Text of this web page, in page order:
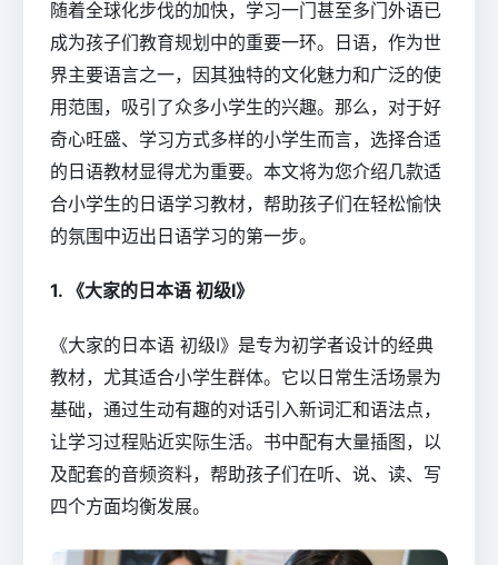
随着全球化步伐的加快，学习一门甚至多门外语已
成为孩子们教育规划中的重要一环。日语，作为世
界主要语言之一，因其独特的文化魅力和广泛的使
用范围，吸引了众多小学生的兴趣。那么，对于好
奇心旺盛、学习方式多样的小学生而言，选择合适
的日语教材显得尤为重要。本文将为您介绍几款适
合小学生的日语学习教材，帮助孩子们在轻松愉快
的氛围中迈出日语学习的第一步。
1. 《大家的日本语 初级I》
《大家的日本语 初级I》是专为初学者设计的经典
教材，尤其适合小学生群体。它以日常生活场景为
基础，通过生动有趣的对话引入新词汇和语法点，
让学习过程贴近实际生活。书中配有大量插图，以
及配套的音频资料，帮助孩子们在听、说、读、写
四个方面均衡发展。